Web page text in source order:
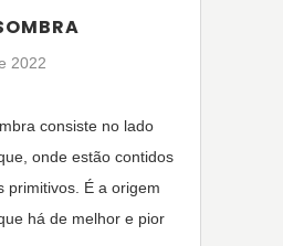
2022
consiste no lado
onde estão contidos
primitivos. É a origem
há de melhor e pior